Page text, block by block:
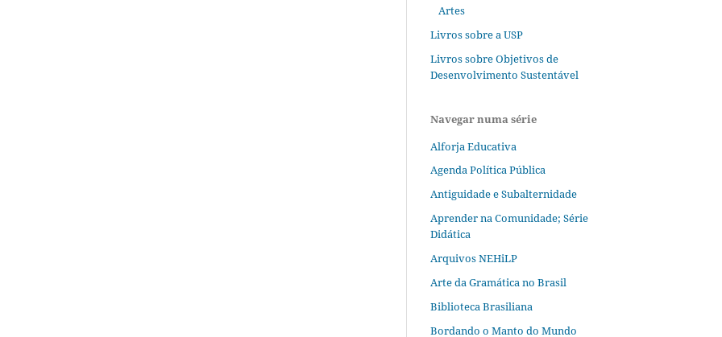
Artes
Livros sobre a USP
Livros sobre Objetivos de
Desenvolvimento Sustentável
Navegar numa série
Alforja Educativa
Agenda Política Pública
Antiguidade e Subalternidade
Aprender na Comunidade; Série
Didática
Arquivos NEHiLP
Arte da Gramática no Brasil
Biblioteca Brasiliana
Bordando o Manto do Mundo